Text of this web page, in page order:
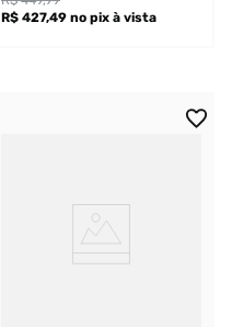
R$ 427,49 no pix à vista